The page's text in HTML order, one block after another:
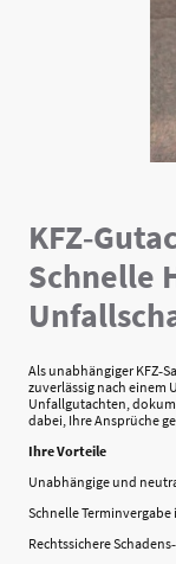
Schnelle
Als unabhängiger
zuverlässig nach einem
Unfallgutachten,
dabei, Ihre Ansprüche
Ihre Vorteile
Unabhängige und
Schnelle
Rechtssichere